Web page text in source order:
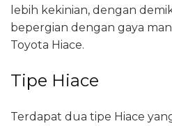
lebih kekinian, dengan
bepergian dengan gaya
Toyota Hiace.
Tipe Hiace
Terdapat dua tipe Hiace